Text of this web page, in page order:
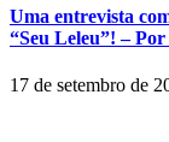
Uma entrevista
“Seu Leleu”! –
17 de setembro de